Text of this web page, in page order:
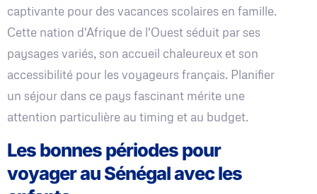
captivante pour des vacances scolaires en famille.
Cette nation d'Afrique de l'Ouest séduit par ses
paysages variés, son accueil chaleureux et son
accessibilité pour les voyageurs français. Planifier
un séjour dans ce pays fascinant mérite une
attention particulière au timing et au budget.
Les bonnes périodes pour
voyager au Sénégal avec les